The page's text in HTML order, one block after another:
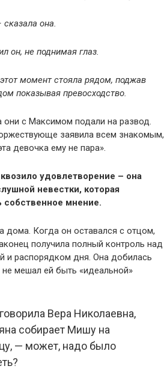
она.
он, не поднимая глаз.
момент стояла рядом, поджав
показывая превосходство.
с Максимом подали на развод.
заявила всем знакомым,
девочка ему не пара».
удовлетворение – она
невестки, которая
собственное мнение.
дома. Когда он оставался с отцом,
получила полный контроль над
и распорядком дня. Она добилась
не мешал ей быть «идеальной»
Вера Николаевна,
собирает Мишу на
— может, надо было